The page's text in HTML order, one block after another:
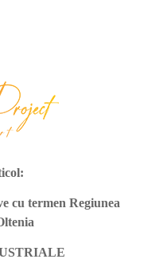
cu termen Regiunea